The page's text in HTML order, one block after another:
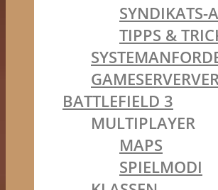
SYNDIKATS-
TIPPS &
BATTLEFIELD 3
MULTIPLAYER
MAPS
SPIELMODI